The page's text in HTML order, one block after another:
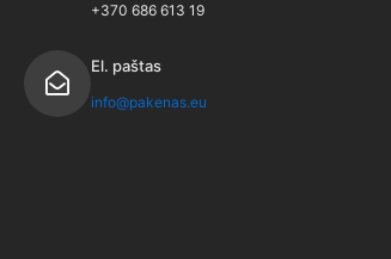
+370 686 613 19
El. paštas
info@pakenas.eu